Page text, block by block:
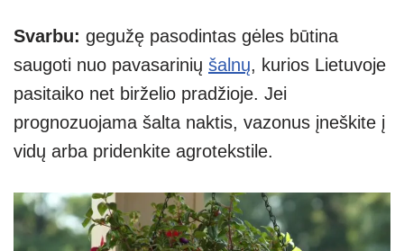
Svarbu: gegužę pasodintas gėles būtina
saugoti nuo pavasarinių šalnų, kurios Lietuvoje
pasitaiko net birželio pradžioje. Jei
prognozuojama šalta naktis, vazonus įneškite į
vidų arba pridenkite agrotekstile.